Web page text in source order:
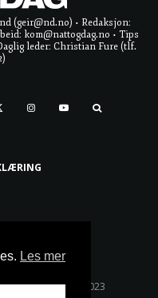
(geir@nd.no) • Redaksjon:
kom@nattogdag.no • Tips
leder: Christian Fure (tlf.
© Natt & Dag 2023
Les mer